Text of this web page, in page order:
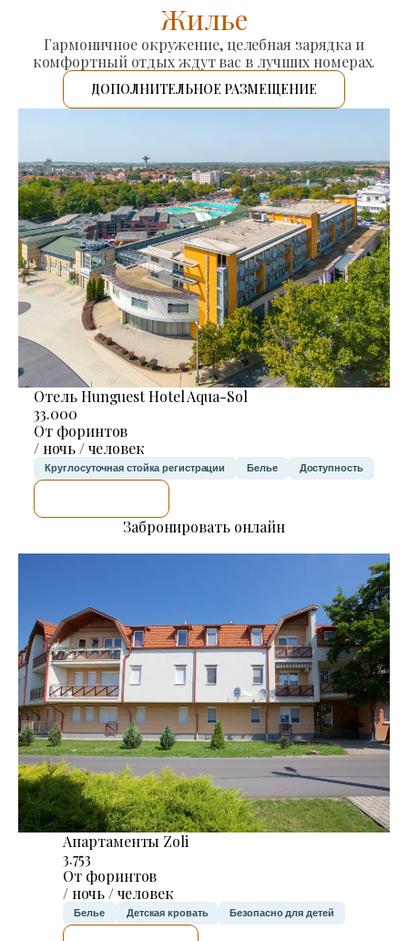
Жилье
Гармоничное окружение, целебная зарядка и
комфортный отдых ждут вас в лучших номерах.
ДОПОЛНИТЕЛЬНОЕ РАЗМЕЩЕНИЕ
Отель Hunguest Hotel Aqua-Sol
33.000
От форинтов
/ ночь / человек
Круглосуточная стойка регистрации Белье Доступность
Забронировать онлайн
Апартаменты Zoli
3.753
От форинтов
/ ночь / человек
Белье Детская кровать Безопасно для детей